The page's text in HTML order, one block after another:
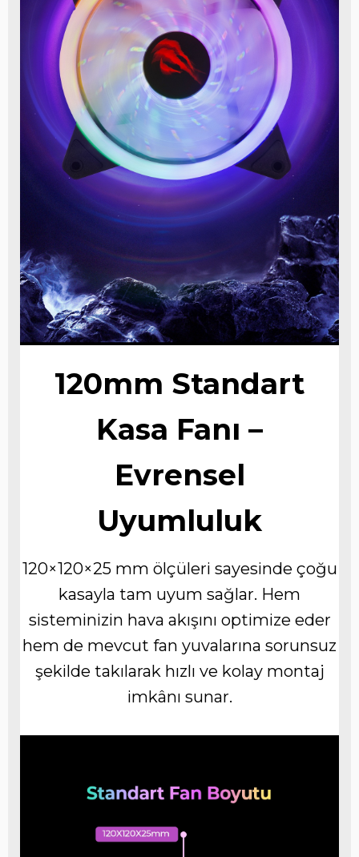
120mm Standart
Kasa Fanı –
Evrensel
Uyumluluk
120×120×25 mm ölçüleri sayesinde çoğu
kasayla tam uyum sağlar. Hem
sisteminizin hava akışını optimize eder
hem de mevcut fan yuvalarına sorunsuz
şekilde takılarak hızlı ve kolay montaj
imkânı sunar.